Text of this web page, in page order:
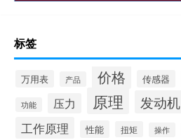
标签
万用表 产品 价格 传感器
功能 压力 原理 发动机
工作原理 性能 扭矩 操作